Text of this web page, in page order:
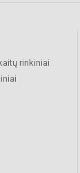
rinkiniai